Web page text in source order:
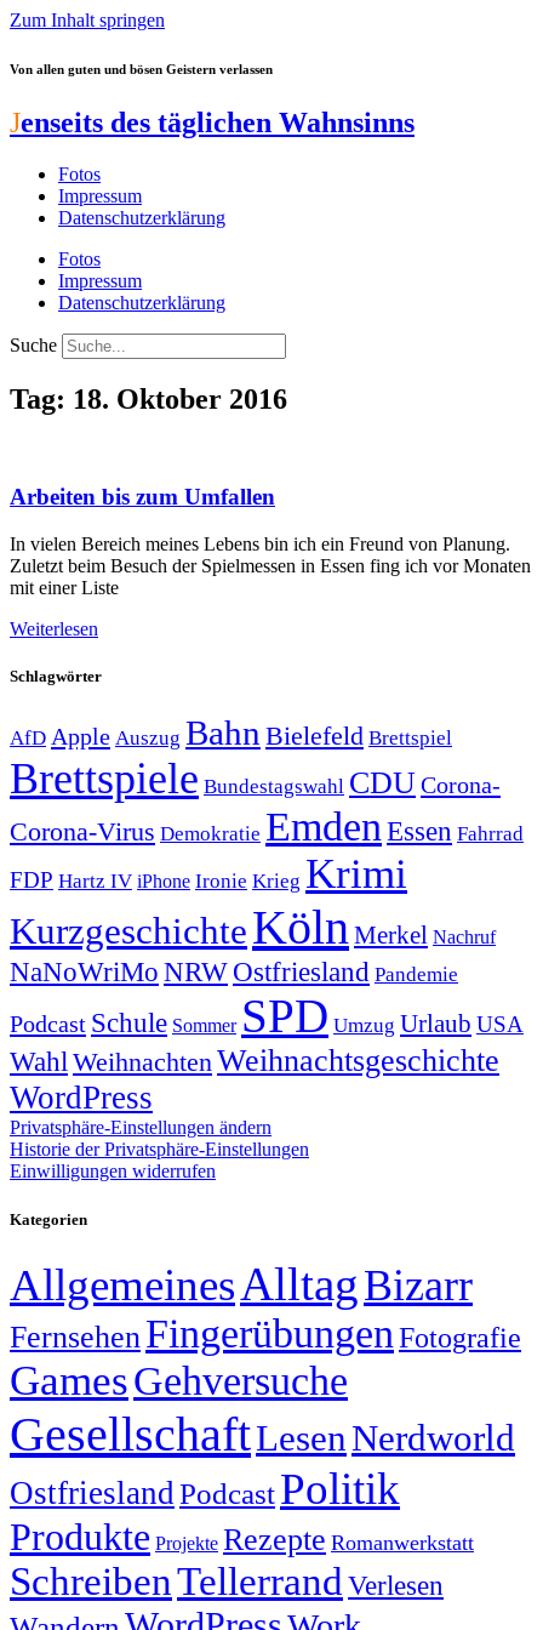
Zum Inhalt springen
Von allen guten und bösen Geistern verlassen
Jenseits des täglichen Wahnsinns
Fotos
Impressum
Datenschutzerklärung
Fotos
Impressum
Datenschutzerklärung
Suche
Tag: 18. Oktober 2016
Arbeiten bis zum Umfallen
In vielen Bereich meines Lebens bin ich ein Freund von Planung.
Zuletzt beim Besuch der Spielmessen in Essen fing ich vor Monaten
mit einer Liste
Weiterlesen
Schlagwörter
AfD Apple Auszug Bahn Bielefeld Brettspiel
Brettspiele Bundestagswahl CDUCorona-
Corona-Virus Demokratie EmdenEssen Fahrrad
FDP Hartz IV iPhone Ironie Krieg Krimi
KurzgeschichteKölnMerkel Nachruf
NaNoWriMo NRWOstfriesland Pandemie
Podcast Schule Sommer SPD Umzug Urlaub USA
WahlWeihnachtenWeihnachtsgeschichte
WordPress
Privatsphäre-Einstellungen ändern
Historie der Privatsphäre-Einstellungen
Einwilligungen widerrufen
Kategorien
AllgemeinesAlltagBizarr
Fernsehen Fingerübungen Fotografie
GamesGehversuche
GesellschaftLesen Nerdworld
Ostfriesland PodcastPolitik
Produkte Projekte Rezepte Romanwerkstatt
SchreibenTellerrand Verlesen